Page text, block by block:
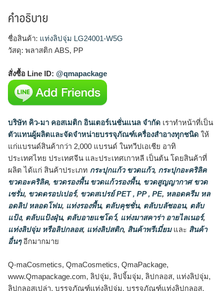
คำอธิบาย
ชื่อสินค้า: แท่งลิปจุ่ม LG24001-W5G
วัสดุ: พลาสติก ABS, PP
สั่งซื้อ Line ID: @qmapackage
บริษัท คิว-มา คอสเมติก อินเตอร์เนชั่นแนล จำกัด เราทำหน้าที่เป็น
ตัวแทนผู้ผลิตและจัดจำหน่ายบรรจุภัณฑ์เครื่องสำอางทุกชนิด ให้
แก่แบรนด์สินค้ากว่า 2,000 แบรนด์ ในทวีปเอเชีย อาทิ
ประเทศไทย ประเทศจีน และประเทศเกาหลี เป็นต้น โดยสินค้าที่
ผลิต ได้แก่ สินค้าประเภท กระปุกแก้ว ขวดแก้ว, กระปุกอะคริลิค
ขวดอะคริลิค, ขวดรองพื้น ขวดแก้วรองพื้น, ขวดสูญญากาศ ขวด
เซรั่ม, ขวดดรอปเปอร์, ขวดสเปรย์ PET , PP , PE, หลอดครีม หล
อดลิป หลอดโฟม, แท่งรองพื้น, ตลับคุชชั่น, ตลับบลัชออน, ตลับ
แป้ง, ตลับแป้งฝุ่น, ตลับอายแชโดว์, แท่งมาสคาร่า อายไลเนอร์,
แท่งลิปจุ่ม หรือลิปกลอส, แท่งลิปสติก, สินค้าพรีเมี่ยมและ สินค้า
อื่นๆอีกมากมาย
Q-maCosmetics, QmaCosmetics, QmaPackage,
www.Qmapackage.com, ลิปจุ่ม, ลิปจิ้มจุ่ม, ลิปกลอส, แท่งลิปจุ่ม,
ลิปกลอสเปล่า, บรรจุภัณฑ์แท่งลิปจุ่ม, บรรจุภัณฑ์แท่งลิปกลอส,